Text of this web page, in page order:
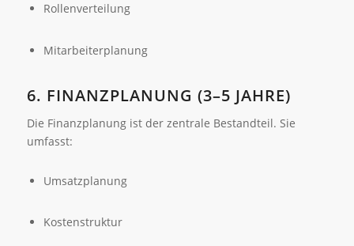
Rollenverteilung
Mitarbeiterplanung
6. FINANZPLANUNG (3–5 JAHRE)
Die Finanzplanung ist der zentrale Bestandteil. Sie
umfasst:
Umsatzplanung
Kostenstruktur